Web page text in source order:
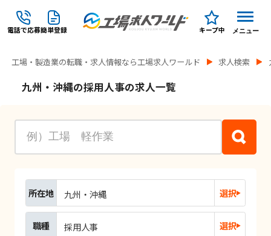
電話で応募簡単登録 キープ中 メニュー
工場・製造業の転職・求人情報なら工場求人ワールド 求人検索
九州・沖縄の採用人事の求人一覧
所在地 九州・沖縄 選択
職種 採用人事 選択